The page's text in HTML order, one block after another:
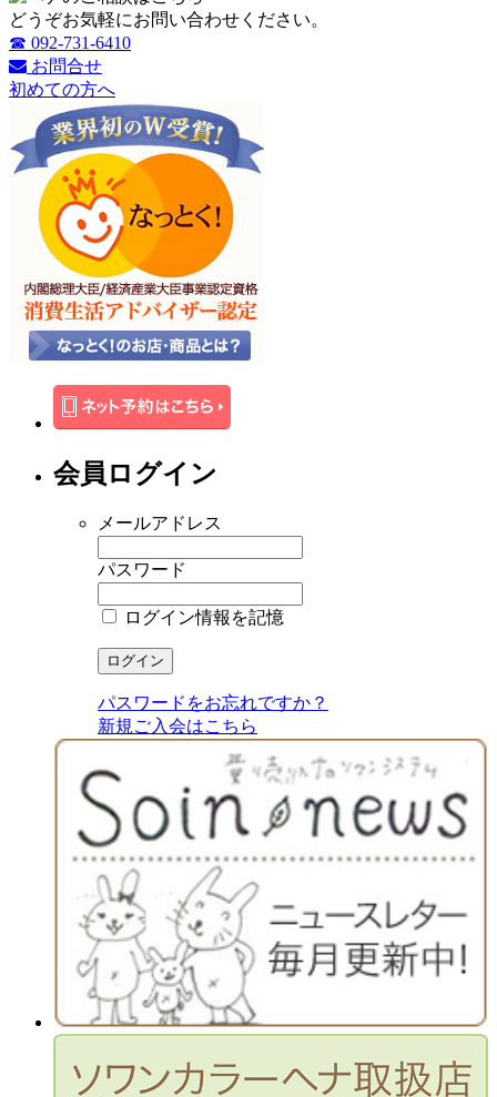
どうぞお気軽にお問い合わせください。
☎ 092-731-6410
お問合せ
初めての方へ
会員ログイン
メールアドレス
パスワード
ログイン情報を記憶
パスワードをお忘れですか？
新規ご入会はこちら